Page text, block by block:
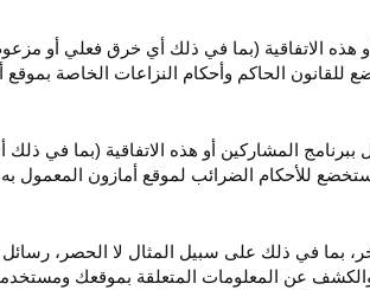
هذه الاتفاقية (بما في ذلك أي خرق فعلي أو
للقانون الحاكم وأحكام النزاعات الخاصة
المشاركين أو هذه الاتفاقية (بما في
ستخضع للأحكام الضرائب لموقع أمازون المعمول
بما في ذلك على سبيل المثال لا الحصر، رسائل
والكشف عن المعلومات المتعلقة بموقعك